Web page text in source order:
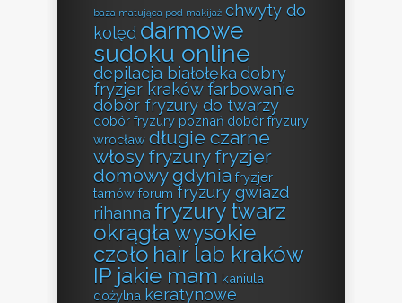
baza matująca pod makijaż chwyty do
kolęd darmowe
sudoku online
depilacja białołęka dobry
fryzjer kraków farbowanie
dobór fryzury do twarzy
dobór fryzury poznań dobór fryzury
wrocław długie czarne
włosy fryzury fryzjer
domowy gdynia fryzjer
tarnów forum fryzury gwiazd
rihanna fryzury twarz
okrągła wysokie
czoło hair lab kraków
IP jakie mam kaniula
dożylna keratynowe